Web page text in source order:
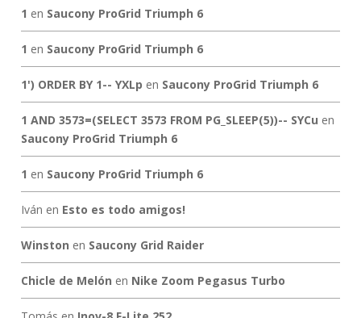
1 en Saucony ProGrid Triumph 6
1 en Saucony ProGrid Triumph 6
1') ORDER BY 1-- YXLp en Saucony ProGrid Triumph 6
1 AND 3573=(SELECT 3573 FROM PG_SLEEP(5))-- SYCu en
Saucony ProGrid Triumph 6
1 en Saucony ProGrid Triumph 6
Iván en Esto es todo amigos!
Winston en Saucony Grid Raider
Chicle de Melón en Nike Zoom Pegasus Turbo